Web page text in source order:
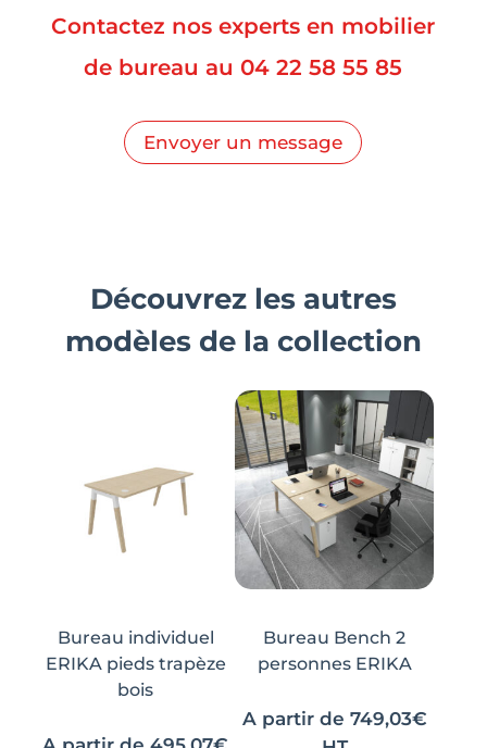
Contactez nos experts en mobilier
de bureau au 04 22 58 55 85
Envoyer un message
Découvrez les autres
modèles de la collection
Bureau individuel
ERIKA pieds trapèze
bois
Bureau Bench 2
personnes ERIKA
A partir de 749,03€